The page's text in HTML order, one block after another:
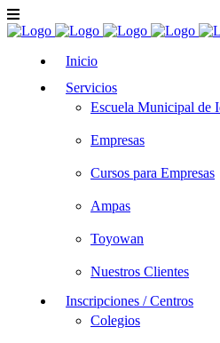
Inicio
Servicios
Escuela Municipal de
Empresas
Cursos para Empresas
Ampas
Toyowan
Nuestros Clientes
Inscripciones / Centros
Colegios